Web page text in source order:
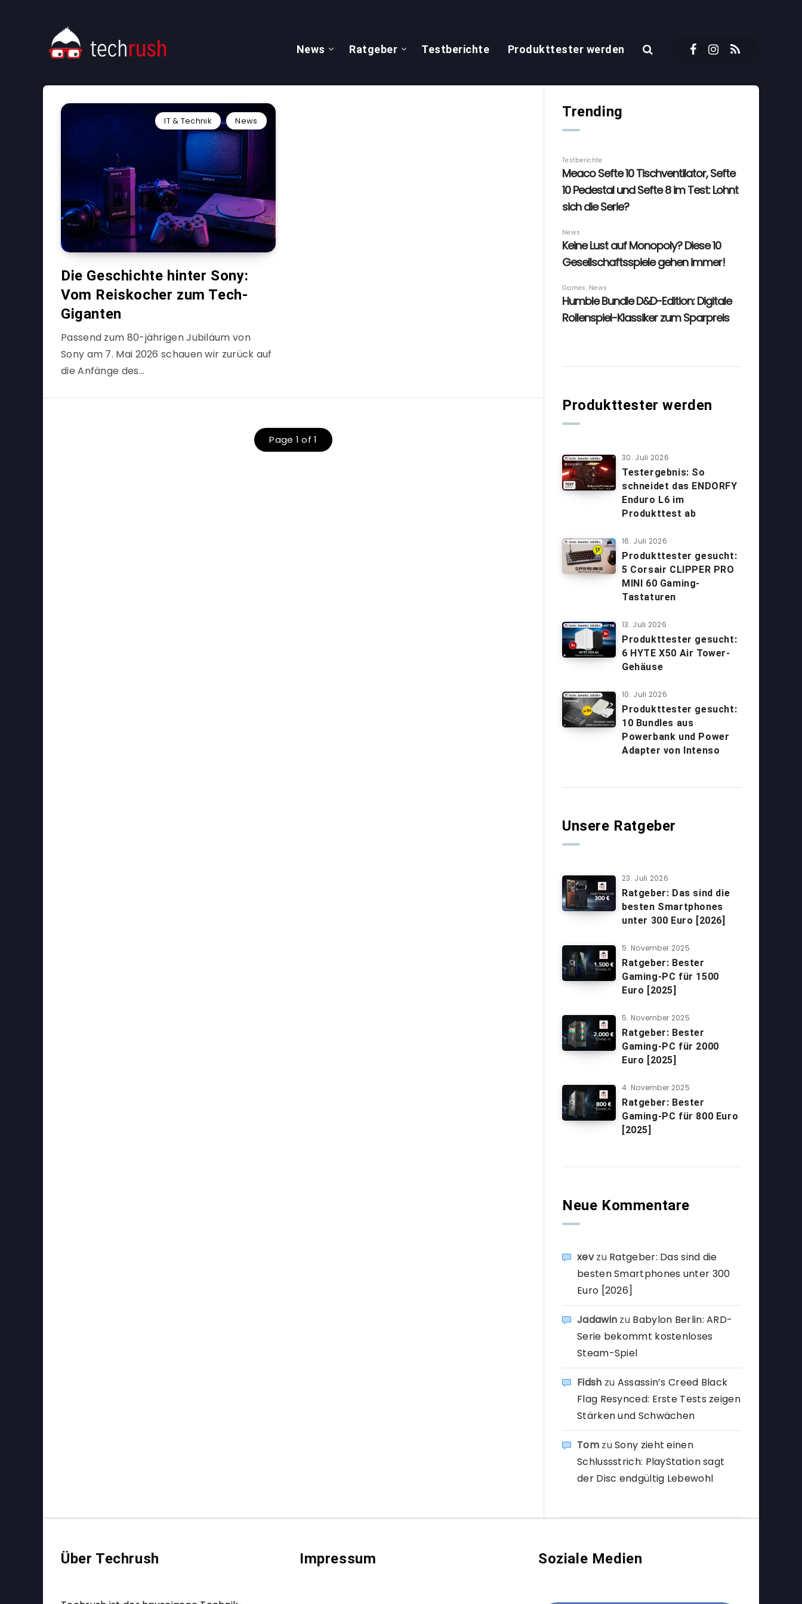
News Ratgeber Testberichte Produkttester werden
IT & Technik News
Die Geschichte hinter Sony:
Vom Reiskocher zum Tech-
Giganten
Passend zum 80-jährigen Jubiläum von
Sony am 7. Mai 2026 schauen wir zurück auf
die Anfänge des…
Page 1 of 1
Trending
Produkttester werden
30. Juli 2026
Testergebnis: So
schneidet das ENDORFY
Enduro L6 im
Produkttest ab
16. Juli 2026
Produkttester gesucht:
5 Corsair CLIPPER PRO
MINI 60 Gaming-
Tastaturen
13. Juli 2026
Produkttester gesucht:
6 HYTE X50 Air Tower-
Gehäuse
10. Juli 2026
Produkttester gesucht:
10 Bundles aus
Powerbank und Power
Adapter von Intenso
Unsere Ratgeber
23. Juli 2026
Ratgeber: Das sind die
besten Smartphones
unter 300 Euro [2026]
5. November 2025
Ratgeber: Bester
Gaming-PC für 1500
Euro [2025]
5. November 2025
Ratgeber: Bester
Gaming-PC für 2000
Euro [2025]
4. November 2025
Ratgeber: Bester
Gaming-PC für 800 Euro
[2025]
Neue Kommentare
xevzu Ratgeber: Das sind die
besten Smartphones unter 300
Euro [2026]
Jadawin zu Babylon Berlin: ARD-
Serie bekommt kostenloses
Steam-Spiel
Fidsh zu Assassin’s Creed Black
Flag Resynced: Erste Tests zeigen
Stärken und Schwächen
TomzuSony zieht einen
Schlussstrich: PlayStation sagt
der Disc endgültig Lebewohl
Über Techrush Impressum Soziale Medien